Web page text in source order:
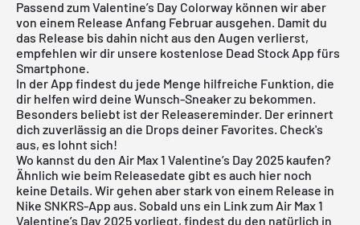
Passend zum Valentine’s Day Colorway können wir aber
von einem Release Anfang Februar ausgehen. Damit du
das Release bis dahin nicht aus den Augen verlierst,
empfehlen wir dir unsere kostenlose Dead Stock App fürs
Smartphone.
In der App findest du jede Menge hilfreiche Funktion, die
dir helfen wird deine Wunsch-Sneaker zu bekommen.
Besonders beliebt ist der Releasereminder. Der erinnert
dich zuverlässig an die Drops deiner Favorites. Check's
aus, es lohnt sich!
Wo kannst du den Air Max 1 Valentine’s Day 2025 kaufen?
Ähnlich wie beim Releasedate gibt es auch hier noch
keine Details. Wir gehen aber stark von einem Release in
Nike SNKRS-App aus. Sobald uns ein Link zum Air Max 1
Valentine’s Day 2025 vorliegt, findest du den natürlich in